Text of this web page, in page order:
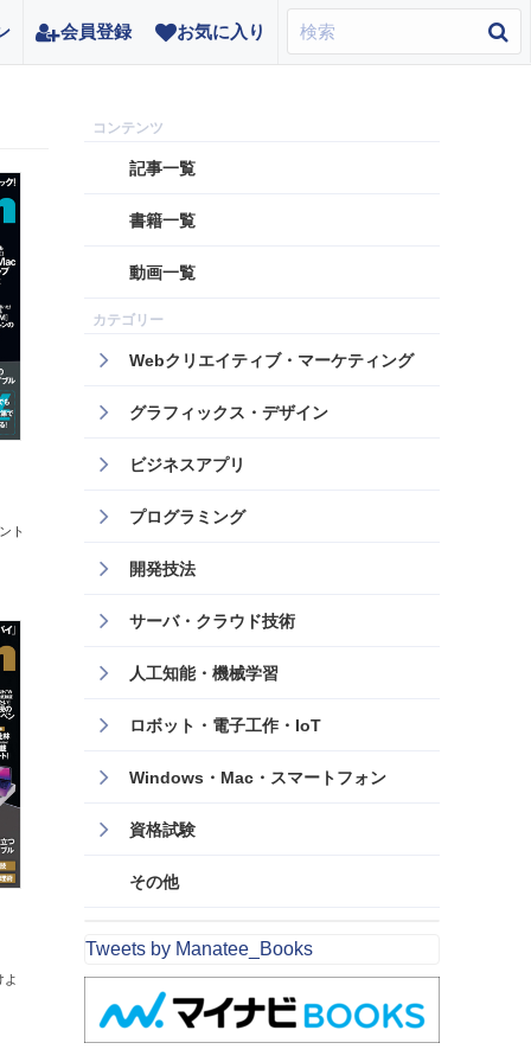
会員登録 お気に入り
ト
よ
記事一覧
書籍一覧
動画一覧
Webクリエイティブ・マーケティング
グラフィックス・デザイン
ビジネスアプリ
プログラミング
開発技法
サーバ・クラウド技術
人工知能・機械学習
ロボット・電子工作・IoT
Windows・Mac・スマートフォン
資格試験
その他
Tweets by Manatee_Books